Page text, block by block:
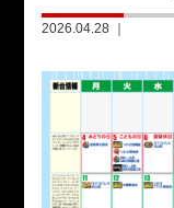
2026.04.28 ｜